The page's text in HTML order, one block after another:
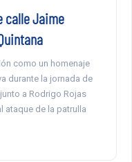
calle Jaime
como un homenaje
durante la jornada de
a Rodrigo Rojas
ataque de la patrulla